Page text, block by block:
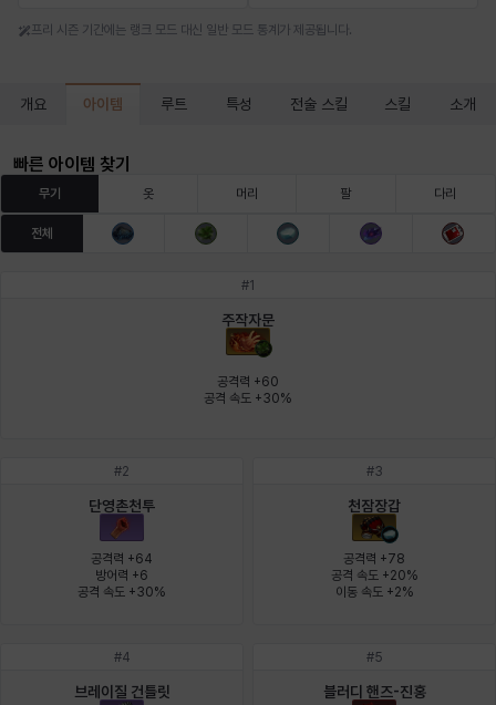
아야 아이솔 아이작 알렉스 알론소 얀
엘레나
이안 재키
크레이버 타지아 테오도르
프리 시즌 기간에는 랭크 모드 대신 일반 모드 통계가 제공됩니다.
개요 아이템 루트 특성 전술 스킬 스킬 소개
빠른 아이템 찾기
무기 옷 머리 팔 다리
전체
#1
주작자문
공격력 +60
공격 속도 +30%
#2
단영촌천투
공격력 +64
방어력 +6
공격 속도 +30%
#3
천잠장갑
공격력 +78
공격 속도 +20%
이동 속도 +2%
#4
브레이질 건틀릿
#5
블러디 핸즈-진홍